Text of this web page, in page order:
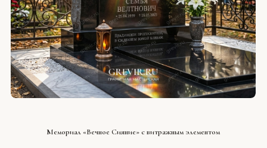
Мемориал «Вечное Сияние» с витражным элементом